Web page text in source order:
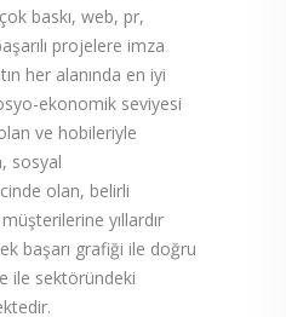
baskı, web, pr,
projelere imza
her alanında en iyi
ekonomik seviyesi
ve hobileriyle
sosyal
olan, belirli
yıllardır
başarı grafiği ile doğru
ile sektöründeki